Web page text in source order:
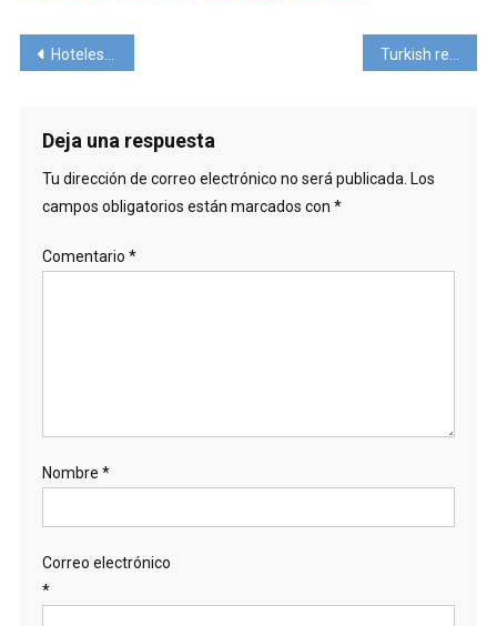
Navegación
entradas
Hoteles de México alojarán a víctimas de violencia intrafamiliar. Turkish recortará salarios para evitar realizar despidos
Deja una respuesta
Tu dirección de correo electrónico no será publicada. Los
campos obligatorios están marcados con *
Comentario *
Nombre *
Correo electrónico
*